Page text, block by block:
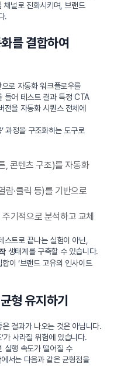
널로 진화시키며, 브랜드
.
를 결합하여
로 자동화 워크플로우를
들어 테스트 결과 특정 CTA
전을 자동화 시퀀스 전체에
과정을 구조화하는 도구로
, 콘텐츠 구조)를 자동화
람·클릭 등)를 기반으로
기적으로 분석하고 교체
스트로 끝나는 실험이 아닌,
생태계를 구축할 수 있습니다.
이 ‘브랜드 고유의 인사이트
형 유지하기
결과가 나오는 것은 아닙니다.
가 사라질 위험에 있습니다.
실행 속도가 떨어질 수
에서는 다음과 같은 균형점을